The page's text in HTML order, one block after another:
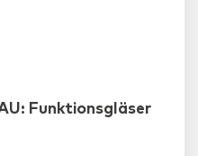
Funktionsgläser